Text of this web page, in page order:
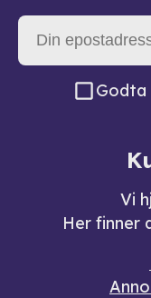
Godta
Vi
Her finner